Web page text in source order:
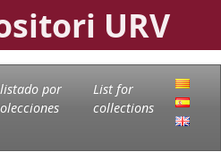
URV
por
List for
collections